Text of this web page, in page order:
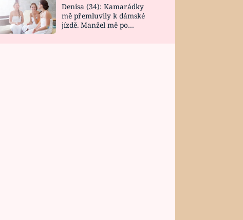
Denisa (34): Kamarádky
mě přemluvily k dámské
jízdě. Manžel mě po